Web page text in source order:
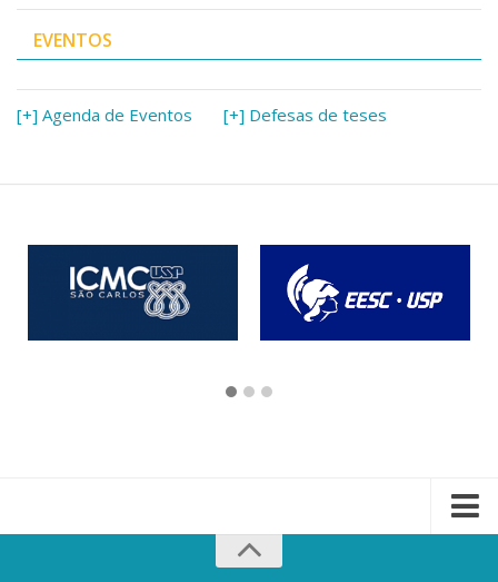
EVENTOS
[+] Agenda de Eventos [+] Defesas de teses